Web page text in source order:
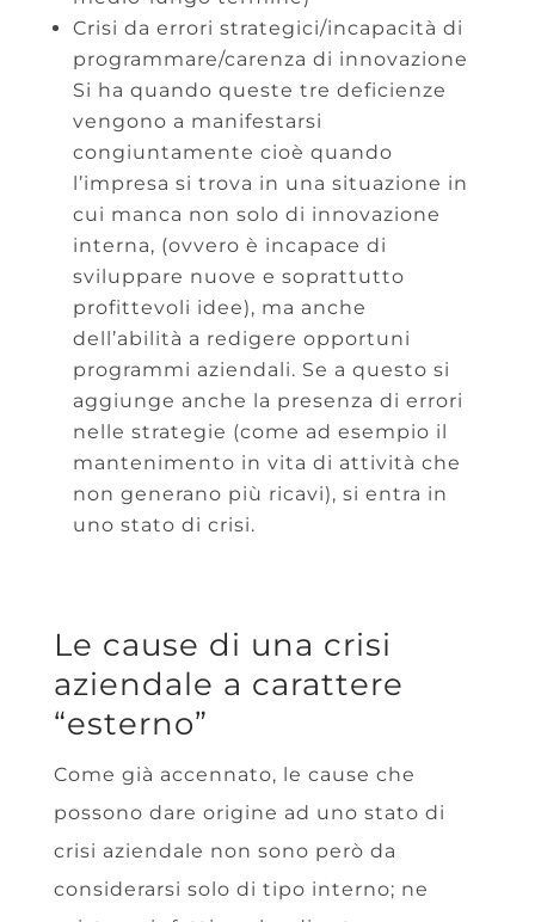
Crisi da errori strategici/incapacità di
programmare/carenza di innovazione
Si ha quando queste tre deficienze
vengono a manifestarsi
congiuntamente cioè quando
l’impresa si trova in una situazione in
cui manca non solo di innovazione
interna, (ovvero è incapace di
sviluppare nuove e soprattutto
profittevoli idee), ma anche
dell’abilità a redigere opportuni
programmi aziendali. Se a questo si
aggiunge anche la presenza di errori
nelle strategie (come ad esempio il
mantenimento in vita di attività che
non generano più ricavi), si entra in
uno stato di crisi.
Le cause di una crisi
aziendale a carattere
“esterno”
Come già accennato, le cause che
possono dare origine ad uno stato di
crisi aziendale non sono però da
considerarsi solo di tipo interno; ne